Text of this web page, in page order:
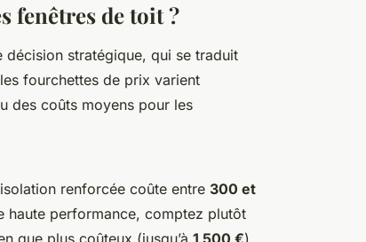
fenêtres de toit ?
décision stratégique, qui se traduit
fourchettes de prix varient
des coûts moyens pour les
renforcée coûte entre 300 et
haute performance, comptez plutôt